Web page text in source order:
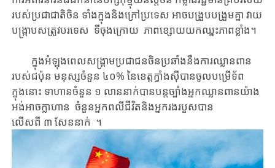
របស់​ប្រជាជាតិ​ចិន ​​ទាំងក្នុងនិងក្រៅប្រទេស​ ​អាច​​បង្រួប​បង្រួម​គ្នា ​វាយ
បង្ក្រាបសត្រូវ​បរទេស ទីចុងក្រោយ ​ ​ភាព​ខ្សោយ​យកឈ្នះ​ភាព​ខ្លាំង។​
ក្នុងអំឡុងពេល​សង្គ្រាម​ប្រជាជន​ចិន​ប្រឆាំង​នឹង​ការឈ្លានពាន​
របស់​ជប៉ុន​​ ​​​មនុស្សចំនួន​​ ៤០% ​នៃ​ខេត្ត​ក្វាំងស៊ី​​បាន​​ចូលបម្រើទ័ព​ ​ ​ ​
ក្នុងនោះ ​ទាហាន​ចំនួន​ ១ លាននាក់​បាន​បន្ត​​​ច្បាំង​​អ្នកឈ្លានពាន​​យ៉ាង
អង់អាចក្លាហាន​ ​ចំនួន​អ្នកពលីជីវិត​និង​អ្នក​រងរបួស​បាន​
លើសពី ៣ សែននាក់ ។​